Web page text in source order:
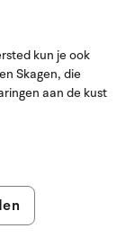
kun je ook
Skagen, die
aan de kust